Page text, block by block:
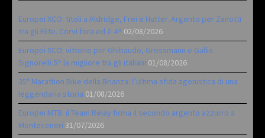
Europei XCO: titoli a Aldridge, Frei e Hutter. Argento per Zanotti
tra gli Elite. Corvi fora ed è 4^ 02/08/2026
Europei XCO: vittorie per Ghibaudo, Grossmann e Gallis.
Signorelli 5^ la migliore tra gli italiani 01/08/2026
35ª Marathon Bike della Brianza: l’ultima sfida agonistica di una
leggendaria storia 01/08/2026
Europei MTB: il Team Relay firma il secondo argento azzurro a
Monteceneri 31/07/2026